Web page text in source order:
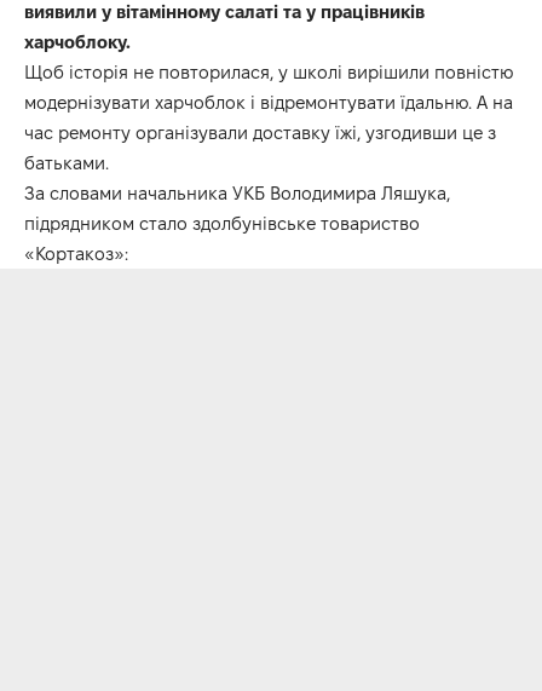
виявили у вітамінному салаті та у працівників
харчоблоку.
Щоб історія не повторилася, у школі вирішили повністю
модернізувати харчоблок і відремонтувати їдальню. А на
час ремонту організували доставку їжі, узгодивши це з
батьками.
За словами начальника УКБ Володимира Ляшука,
підрядником стало здолбунівське товариство
«Кортакоз»: